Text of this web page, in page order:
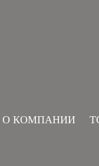
О КОМПАНИИ